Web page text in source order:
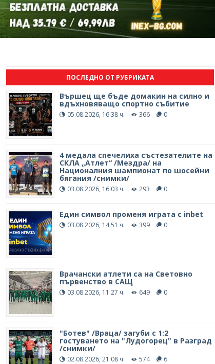
ПОСЛЕДНО ОТ РУБРИКАТА
Вършец ще бъде домакин на силно и
вдъхновяващо спортно събитие
05.08.2026, 16:38 ч. 366 0
4 медала спечелиха състезателите на
СКЛА „Атлет“ /Мездра/ на
Националния шампионат по шосейни
бягания /снимки/
03.08.2026, 16:03 ч. 293 0
Един символ променя играта с inbet
03.08.2026, 14:51 ч. 399 0
Врачански атлети са на Световно
първенство в САЩ
03.08.2026, 11:27 ч. 649 0
"Ботев" /Враца/ загуби с 1:2
гостуването на "Лудогорец" в Разград
/снимки/
02.08.2026, 21:08 ч. 574 6